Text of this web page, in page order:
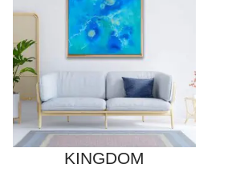
KINGDOM